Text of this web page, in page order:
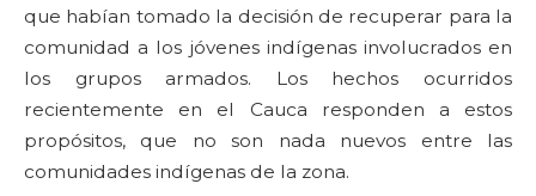
que habían tomado la decisión de recuperar para la
comunidad a los jóvenes indígenas involucrados en
los grupos armados. Los hechos ocurridos
recientemente en el Cauca responden a estos
propósitos, que no son nada nuevos entre las
comunidades indígenas de la zona.